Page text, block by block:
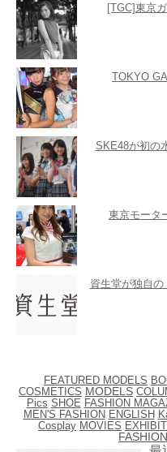
[TGC]東京
TOKYO
SKE48が初の
東京モータ
資生堂が独自
FEATURED MODELS
COSMETICS MODELS
Pics SHOE FASHION
MEN'S FASHION ENGLISH
Cosplay MOVIES